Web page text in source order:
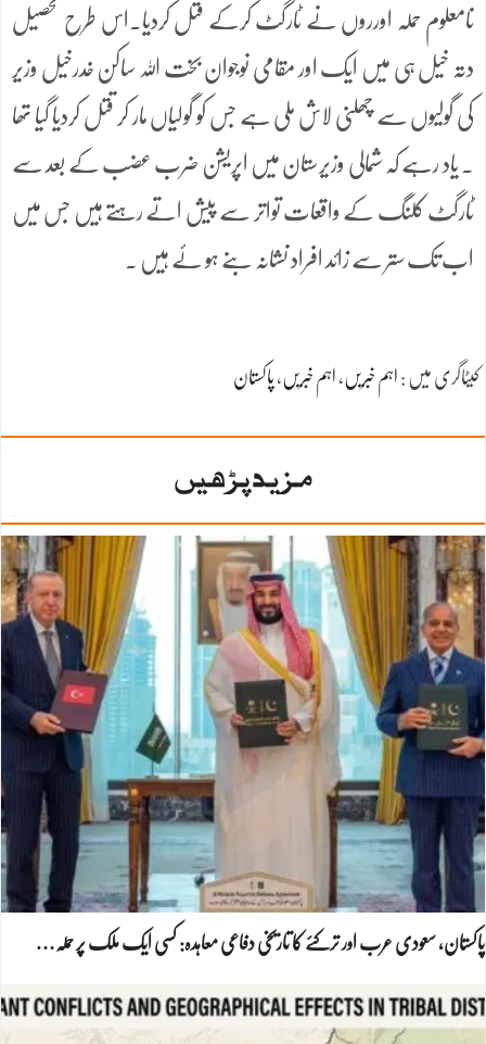
نامعلوم حملہ اورروں نے ٹارگٹ کرکے قتل کردیا۔اس طرح تحصیل
دتہ خیل ہی میں ایک اور مقامی نوجوان بخت اللہ ساکن خدرخیل وزیر
کی گولیوں سے چھلنی لاش ملی ہے جس کو گولیاں مار کر قتل کردیا گیا تھا
۔ یاد رہے کہ شمالی وزیرستان میں اپریشن ضرب عضب کے بعد سے
ٹارگٹ کلنگ کے واقعات تواتر سے پیش اتے رہتے ہیں جس میں
اب تک ستر سے زائد افراد نشانہ بنے ہو ئے ہیں ۔
کیٹاگری میں : اہم خبریں ، اہم خبریں ، پاکستان
مزید پڑھیں
پاکستان، سعودی عرب اور ترکئے کا تاریخی دفاعی معاہدہ: کسی ایک ملک پر حملہ…